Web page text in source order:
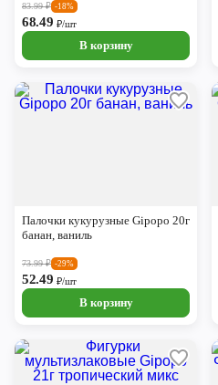
83.99₽ -18%
68.49₽/шт
В корзину
Палочки кукурузные Gipopo 20г
банан, ваниль
73.99₽ -29%
52.49₽/шт
В корзину